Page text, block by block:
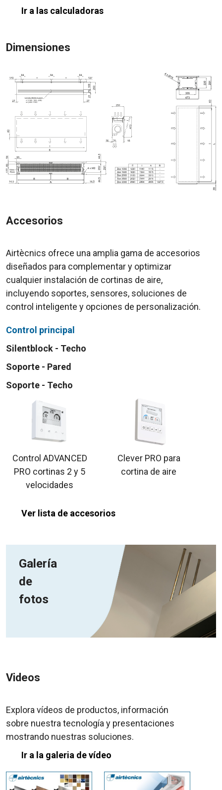
Ir a las calculadoras
Dimensiones
Accesorios
Airtècnics ofrece una amplia gama de accesorios
diseñados para complementar y optimizar
cualquier instalación de cortinas de aire,
incluyendo soportes, sensores, soluciones de
control inteligente y opciones de personalización.
Control principal
Silentblock - Techo
Soporte - Pared
Soporte - Techo
Control ADVANCED
PRO cortinas 2 y 5
velocidades
Clever PRO para
cortina de aire
Ver lista de accesorios
Galería
de
fotos
Videos
Explora vídeos de productos, información
sobre nuestra tecnología y presentaciones
mostrando nuestras soluciones.
Ir a la galeria de vídeo